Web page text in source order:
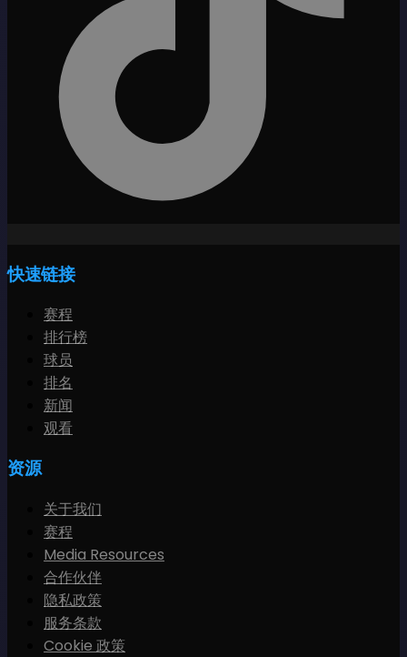
快速链接
赛程
排行榜
球员
排名
新闻
观看
资源
关于我们
赛程
Media Resources
合作伙伴
隐私政策
服务条款
Cookie 政策